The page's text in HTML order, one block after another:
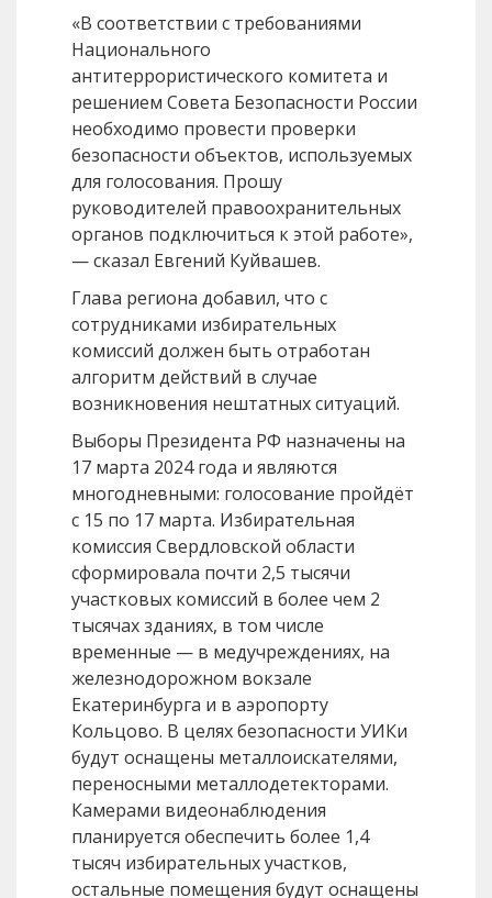
«В соответствии с требованиями
Национального
антитеррористического комитета и
решением Совета Безопасности России
необходимо провести проверки
безопасности объектов, используемых
для голосования. Прошу
руководителей правоохранительных
органов подключиться к этой работе»,
— сказал Евгений Куйвашев.
Глава региона добавил, что с
сотрудниками избирательных
комиссий должен быть отработан
алгоритм действий в случае
возникновения нештатных ситуаций.
Выборы Президента РФ назначены на
17 марта 2024 года и являются
многодневными: голосование пройдёт
с 15 по 17 марта. Избирательная
комиссия Свердловской области
сформировала почти 2,5 тысячи
участковых комиссий в более чем 2
тысячах зданиях, в том числе
временные — в медучреждениях, на
железнодорожном вокзале
Екатеринбурга и в аэропорту
Кольцово. В целях безопасности УИКи
будут оснащены металлоискателями,
переносными металлодетекторами.
Камерами видеонаблюдения
планируется обеспечить более 1,4
тысяч избирательных участков,
остальные помещения будут оснащены